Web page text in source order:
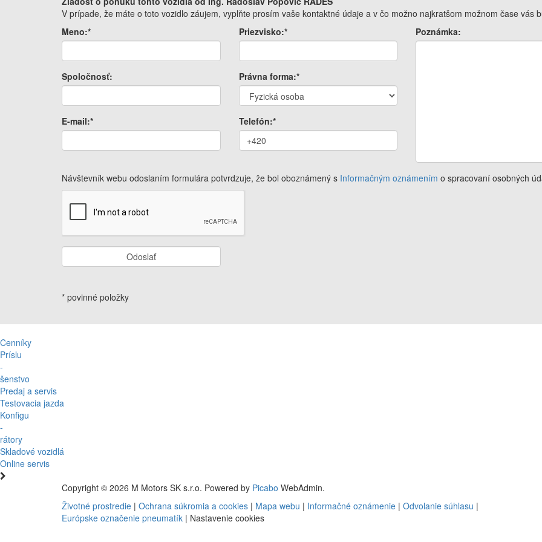
V prípade, že máte o toto vozidlo záujem, vyplňte prosím vaše kontaktné údaje a v čo možno najkratšom možnom čase vás
Meno:*
Priezvisko:*
Spoločnosť: Právna forma:*
E-mail:* Telefón:*
Poznámka:
Návštevník webu odoslaním formulára potvrdzuje, že bol oboznámený s Informačným oznámením o spracovaní osobných
Odoslať
* povinné položky
Cenníky
Príslu
-
šenstvo
Predaj a servis
Testovacia jazda
Konfigu
-
rátory
Skladové vozidlá
Online servis
Copyright © 2026 M Motors SK s.r.o. Powered by Picabo WebAdmin.
Životné prostredie | Ochrana súkromia a cookies | Mapa webu | Informačné oznámenie | Odvolanie súhlasu |
Európske označenie pneumatík | Nastavenie cookies